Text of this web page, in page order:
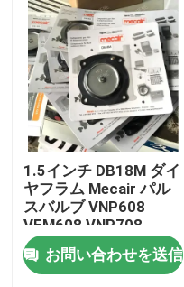
家へ
製品
ビデオ
わたしたち に つい て
工場ツアー
1.5インチ DB18M ダイ
ヤフラム Mecair パル
スバルブ VNP608
VEM608 VNP708
VEM708 修理キット
お問い合わせを送信